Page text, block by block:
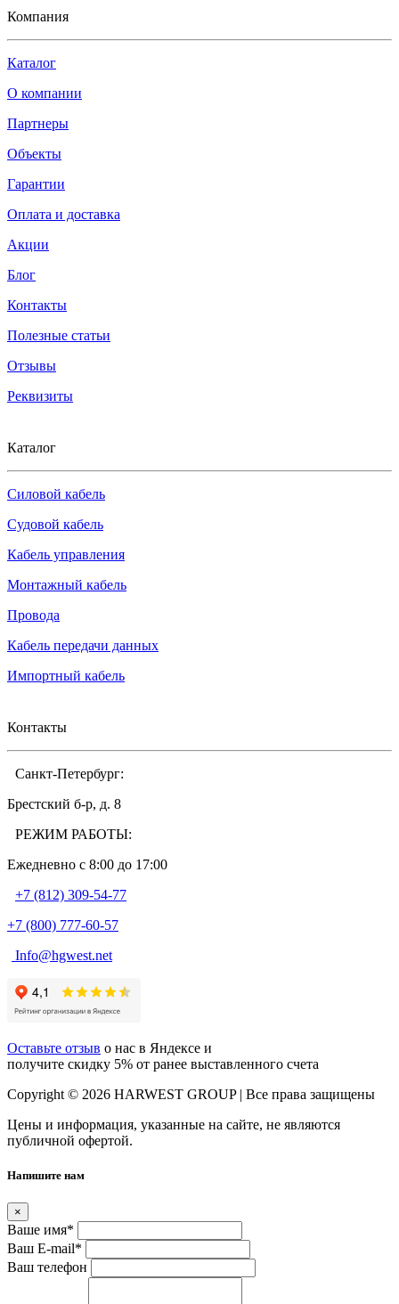
Компания
Каталог
О компании
Партнеры
Объекты
Гарантии
Оплата и доставка
Акции
Блог
Контакты
Полезные статьи
Отзывы
Реквизиты
Каталог
Силовой кабель
Судовой кабель
Кабель управления
Монтажный кабель
Провода
Кабель передачи данных
Импортный кабель
Контакты
Санкт-Петербург:
Брестский б-р, д. 8
РЕЖИМ РАБОТЫ:
Ежедневно c 8:00 до 17:00
+7 (812) 309-54-77
+7 (800) 777-60-57
Info@hgwest.net
Оставьте отзыв о нас в Яндексе и
получите скидку 5% от ранее выставленного счета
Copyright © 2026 HARWEST GROUP | Все права защищены
Цены и информация, указанные на сайте, не являются
публичной офертой.
Напишите нам
×
Ваше имя*
Ваш E-mail*
Ваш телефон